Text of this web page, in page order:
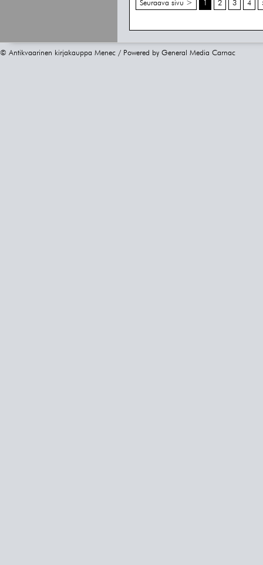
Seuraava sivu > 1 2 3 4
© Antikvaarinen kirjakauppa Menec / Powered by General Media Carnac